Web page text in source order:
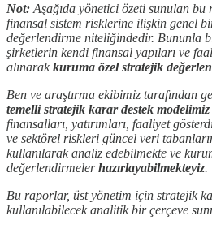
Not: Aşağıda yönetici özeti sunulan bu
finansal sistem risklerine ilişkin genel
değerlendirme niteliğindedir. Bununla
şirketlerin kendi finansal yapıları ve
alınarakkuruma özel stratejik
Ben ve araştırma ekibimiz tarafından
temelli stratejik karar destek modelimiz
finansalları, yatırımları, faaliyet
ve sektörel riskleri güncel veri
kullanılarak analiz edebilmekte ve
değerlendirmelerhazırlayabilmekteyiz.
Bu raporlar, üst yönetim için stratejik
kullanılabilecek analitik bir çerçeve